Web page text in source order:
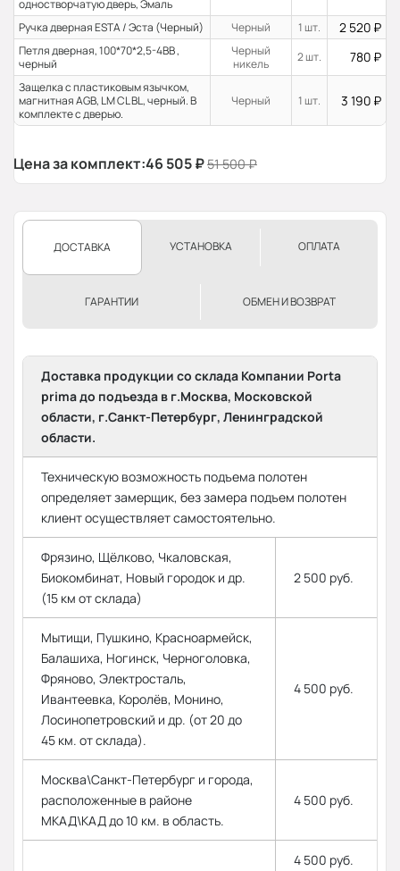
одностворчатую дверь, Эмаль
Ручка дверная ESTA / Эста (Черный)
Черный 1 шт. 2 520 ₽
Петля дверная, 100*70*2,5-4ВВ ,
черный
Черный
никель
2 шт. 780 ₽
Защелка с пластиковым язычком,
магнитная AGB, LM CL BL, черный. В
комплекте с дверью.
Черный 1 шт. 3 190 ₽
Цена за комплект:46 505₽51 500₽
ДОСТАВКА УСТАНОВКА ОПЛАТА
ГАРАНТИИ ОБМЕН И ВОЗВРАТ
Доставка продукции со склада Компании Porta
prima до подъезда в г.Москва, Московской
области, г.Санкт-Петербург, Ленинградской
области.
Техническую возможность подъема полотен
определяет замерщик, без замера подъем полотен
клиент осуществляет самостоятельно.
Фрязино, Щёлково, Чкаловская,
Биокомбинат, Новый городок и др.
(15 км от склада)
2 500 руб.
Мытищи, Пушкино, Красноармейск,
Балашиха, Ногинск, Черноголовка,
Фряново, Электросталь,
Ивантеевка, Королёв, Монино,
Лосинопетровский и др. (от 20 до
45 км. от склада).
4 500 руб.
Москва\Санкт-Петербург и города,
расположенные в районе
МКАД\КАД до 10 км. в область.
4 500 руб.
4 500 руб.